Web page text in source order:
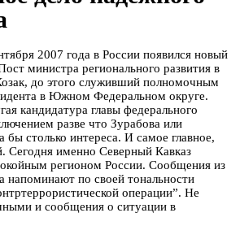
2007 года в России появился новый
министра регионального развития в
до этого служивший полномочным
в Южном Федеральном округе.
кандидатура главы федерального
разве что Зурабова или
бы столько интереса. И самое главное,
Сегодня именно Северный Кавказ
регионом России. Сообщения из
напоминают по своей тональности
операции”. Не
и сообщения о ситуации в